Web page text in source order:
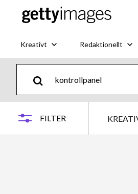
Kreativt Redaktionellt
FILTER